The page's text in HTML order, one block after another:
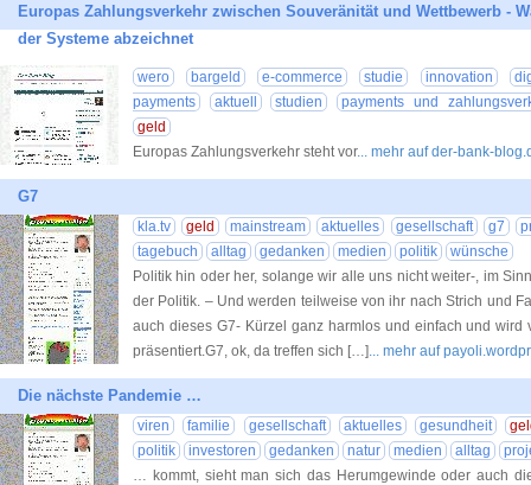
Europas Zahlungsverkehr zwischen Souveränität und Wettbewerb -
der Systeme abzeichnet
wero bargeld e-commerce studie innovation
payments
aktuell studien
payments und
geld
Europas Zahlungsverkehr steht vor... mehr auf der-bank-
G7
kla.tv geld mainstream aktuelles gesellschaft g7
tagebuch
alltag gedanken medien politik
wünsche
Politik hin oder her, solange wir alle uns nicht weiter-, im
der Politik. – Und werden teilweise von ihr nach Strich und
auch dieses G7- Kürzel ganz harmlos und einfach und
präsentiert.G7, ok, da treffen sich […]... mehr auf
Die nächste Pandemie …
viren familie gesellschaft aktuelles gesundheit
politik
investoren gedanken natur medien alltag
… kommt, sieht man sich das Herumgewinde oder auch